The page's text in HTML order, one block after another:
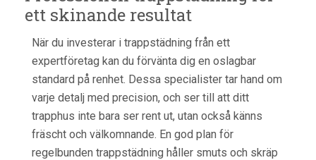
ett skinande resultat
När du investerar i trappstädning från ett
expertföretag kan du förvänta dig en oslagbar
standard på renhet. Dessa specialister tar hand om
varje detalj med precision, och ser till att ditt
trapphus inte bara ser rent ut, utan också känns
fräscht och välkomnande. En god plan för
regelbunden trappstädning håller smuts och skräp